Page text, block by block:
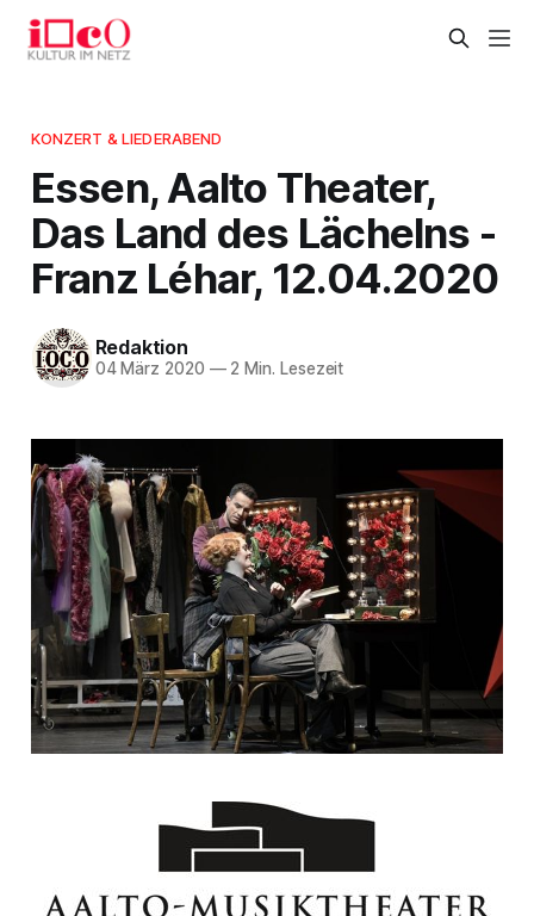
KONZERT & LIEDERABEND
Essen, Aalto Theater,
Das Land des Lächelns -
Franz Léhar, 12.04.2020
Redaktion
04 März 2020 —2 Min. Lesezeit